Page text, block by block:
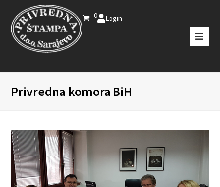
0 Login
Privredna komora BiH